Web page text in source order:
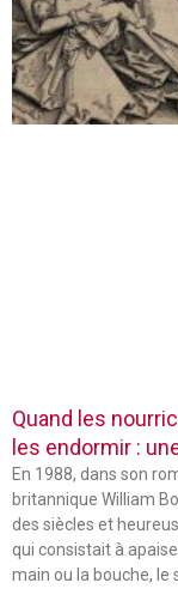
Quand les
les endormir :
En 1988, dans son
britannique William
des siècles et
qui consistait à
main ou la bouche, le